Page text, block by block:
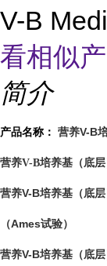
V-B
看相似
简介
产品名称： 营养V-B
营养V-B培养基（底层
营养V-B培养基（底层
（Ames试验）
营养V-B培养基（底层